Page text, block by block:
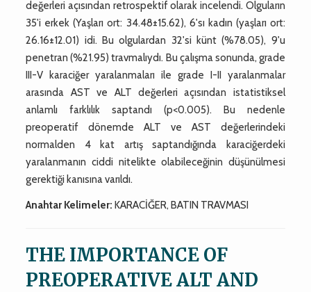
değerleri açısından retrospektif olarak incelendi. Olguların
35'i erkek (Yaşları ort: 34.48±15.62), 6'sı kadın (yaşları ort:
26.16±12.01) idi. Bu olgulardan 32'si künt (%78.05), 9'u
penetran (%21.95) travmalıydı. Bu çalışma sonunda, grade
III-V karaciğer yaralanmaları ile grade I-II yaralanmalar
arasında AST ve ALT değerleri açısından istatistiksel
anlamlı farklılık saptandı (p<0.005). Bu nedenle
preoperatif dönemde ALT ve AST değerlerindeki
normalden 4 kat artış saptandığında karaciğerdeki
yaralanmanın ciddi nitelikte olabileceğinin düşünülmesi
gerektiği kanısına varıldı.
Anahtar Kelimeler: KARACİĞER, BATIN TRAVMASI
THE IMPORTANCE OF
PREOPERATIVE ALT AND